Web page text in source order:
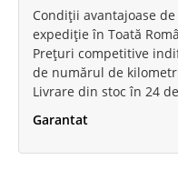
Condiții avantajoase de
expediție în Toată
Prețuri competitive
de numărul de
Livrare din stoc în 24
Garantat